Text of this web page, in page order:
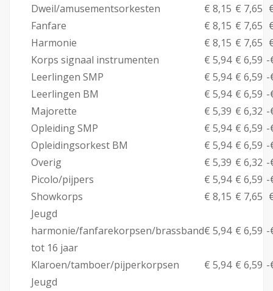
Dweil/amusementsorkesten
€ 8,15 € 7,65
Fanfare
€ 8,15 € 7,65
Harmonie
€ 8,15 € 7,65
Korps signaal instrumenten
€ 5,94 € 6,59 -
Leerlingen SMP
€ 5,94 € 6,59 -
Leerlingen BM
€ 5,94 € 6,59 -
Majorette
€ 5,39 € 6,32 -
Opleiding SMP
€ 5,94 € 6,59 -
Opleidingsorkest BM
€ 5,94 € 6,59 -
Overig
€ 5,39 € 6,32 -
Picolo/pijpers
€ 5,94 € 6,59 -
Showkorps
€ 8,15 € 7,65
Jeugd
harmonie/fanfarekorpsen/brassband
tot 16 jaar
€ 5,94 € 6,59 -
Klaroen/tamboer/pijperkorpsen € 5,94 € 6,59 -
Jeugd